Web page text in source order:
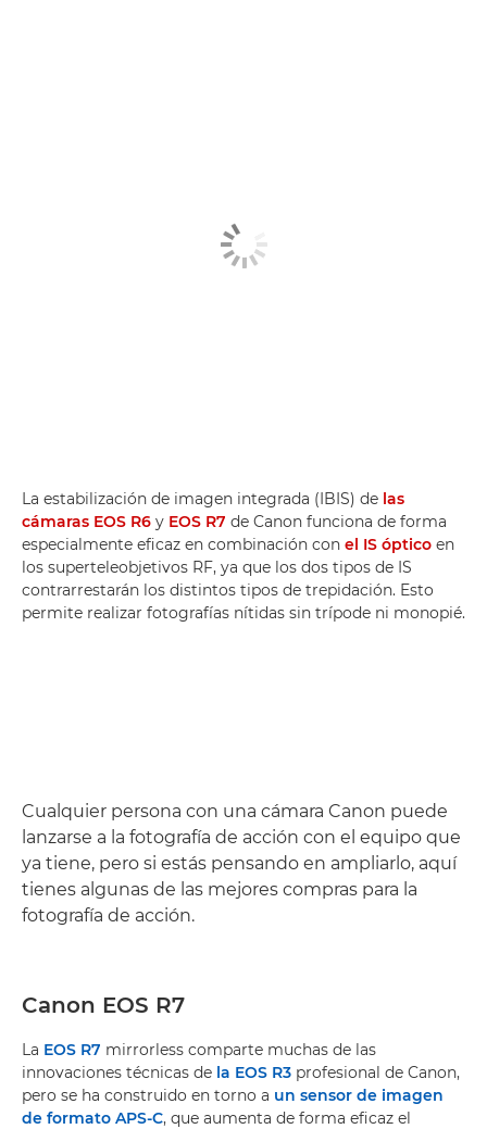
La estabilización de imagen integrada (IBIS) de las
cámaras EOS R6 y EOS R7 de Canon funciona de forma
especialmente eficaz en combinación con el IS óptico en
los superteleobjetivos RF, ya que los dos tipos de IS
contrarrestarán los distintos tipos de trepidación. Esto
permite realizar fotografías nítidas sin trípode ni monopié.
Cualquier persona con una cámara Canon puede
lanzarse a la fotografía de acción con el equipo que
ya tiene, pero si estás pensando en ampliarlo, aquí
tienes algunas de las mejores compras para la
fotografía de acción.
Canon EOS R7
La EOS R7 mirrorless comparte muchas de las
innovaciones técnicas de la EOS R3 profesional de Canon,
pero se ha construido en torno a un sensor de imagen
de formato APS-C, que aumenta de forma eficaz el